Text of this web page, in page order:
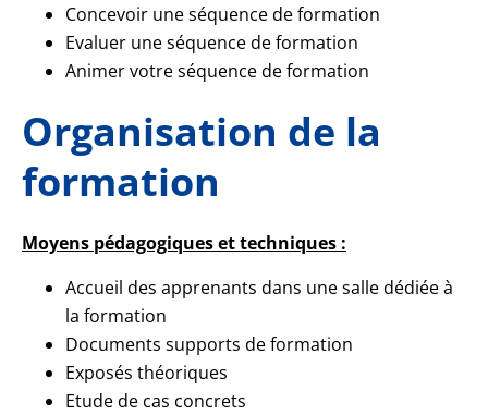
Concevoir une séquence de formation
Evaluer une séquence de formation
Animer votre séquence de formation
Organisation de la
formation
Moyens pédagogiques et techniques :
Accueil des apprenants dans une salle dédiée à
la formation
Documents supports de formation
Exposés théoriques
Etude de cas concrets